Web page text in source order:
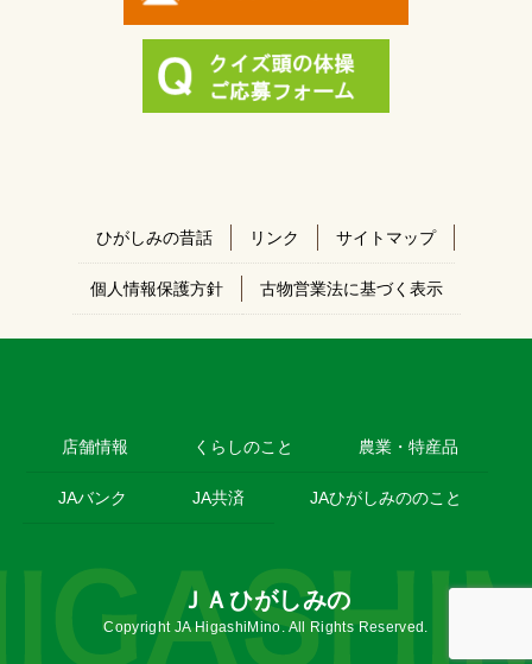
ひがしみの昔話 リンク サイトマップ
個人情報保護方針 古物営業法に基づく表示
店舗情報 くらしのこと 農業・特産品
JAバンク JA共済 JAひがしみののこと
ＪＡひがしみの
Copyright JA HigashiMino. All Rights Reserved.